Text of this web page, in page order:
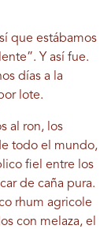
que estábamos
Y así fue.
días a la
lote.
al ron, los
todo el mundo,
fiel entre los
de caña pura.
rhum agricole
con melaza, el